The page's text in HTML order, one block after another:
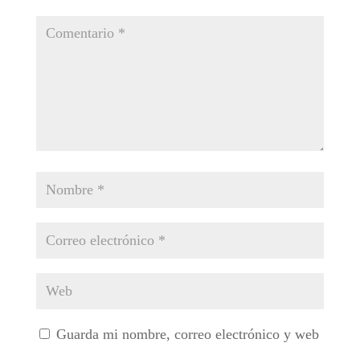
Guarda mi nombre, correo electrónico y web